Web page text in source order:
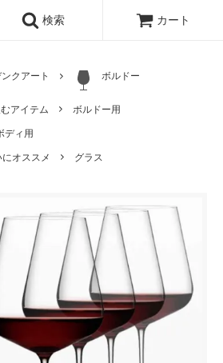
検索 カート
クアート ボルドー
アイテム
ボルドー用
ディ用
オススメ
グラス